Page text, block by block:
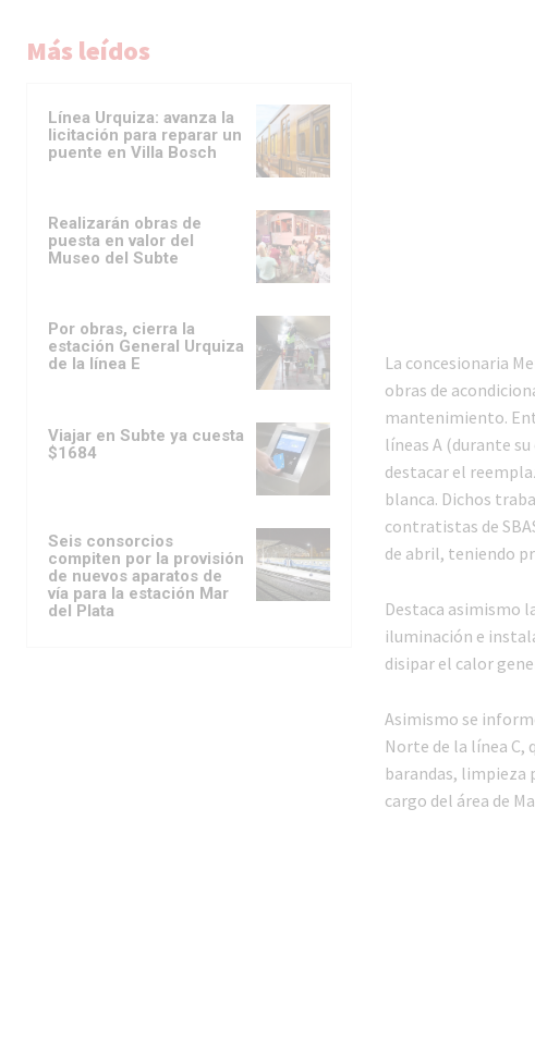
Más leídos
Línea Urquiza: avanza la
licitación para reparar un
puente en Villa Bosch
Realizarán obras de
puesta en valor del
Museo del Subte
Por obras, cierra la
estación General Urquiza
de la línea E
Viajar en Subte ya cuesta
$1684
Seis consorcios
compiten por la provisión
de nuevos aparatos de
vía para la estación Mar
del Plata
La concesionaria
obras de
mantenimiento.
líneas A (durante
destacar el
blanca. Dichos
contratistas de
de abril, teniendo
Destaca asimismo
iluminación e
disipar el calor
Asimismo se
Norte de la línea C,
barandas, limpieza
cargo del área de